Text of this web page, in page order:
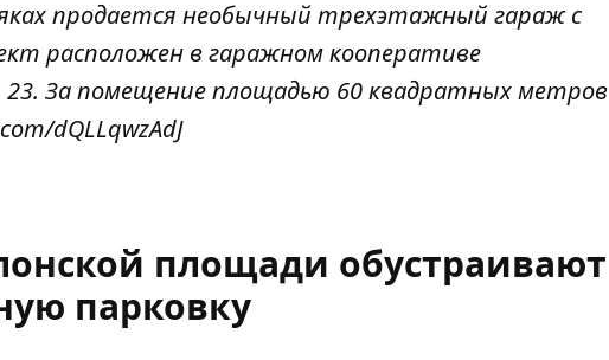
продается необычный трехэтажный гараж с
расположен в гаражном кооперативе
23. За помещение площадью 60 квадратных метров
dQLLqwzAdJ
площади обустраивают
парковку